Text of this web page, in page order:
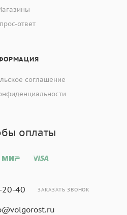
ответ
соглашение
оплаты
20-40 ЗАКАЗАТЬ ЗВОНОК